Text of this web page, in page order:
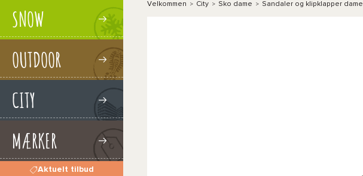
SNOW
OUTDOOR
CITY
MÆRKER
Aktuelt tilbud
Velkommen > City > Sko dame > Sandaler og klipklapper dame